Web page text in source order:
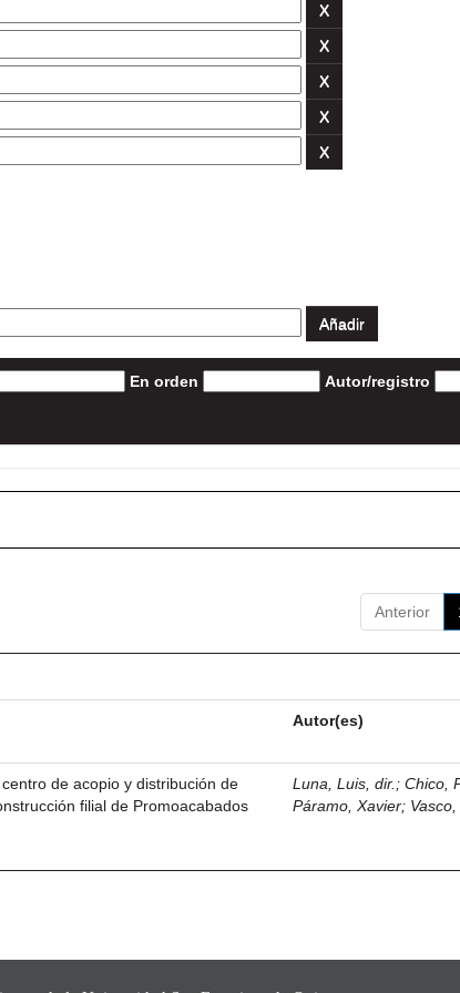
En orden Autor/registro
Anterior
Autor(es)
de acopio y distribución de
filial de Promoacabados
Luna, Luis, dir. ;Chico,
Páramo, Xavier;